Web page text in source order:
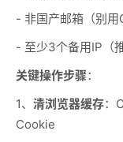
- 非国产邮箱（别用
- 至少3个备用IP（
关键操作步骤：
1、 清浏览器缓存：
Cookie